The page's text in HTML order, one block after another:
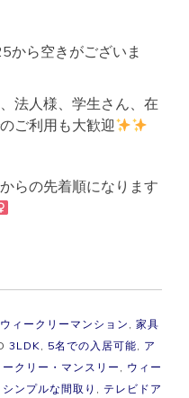
から空きがございま
法人様、学生さん、在
ご利用も大歓迎
らの先着順になります
ィークリーマンション , 家具
3LDK, 5名での入居可能, ア
ークリー・マンスリー , ウィー
シンプルな間取り , テレビドア